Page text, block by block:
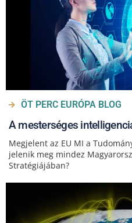
ÖT PERC EURÓPA BLOG
A mesterséges
Megjelent az EU MI a
jelenik meg mindez
Stratégiájában?